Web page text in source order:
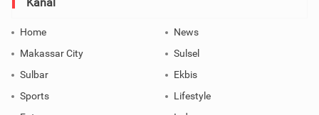
Home
News
Makassar City
Sulsel
Sulbar
Ekbis
Sports
Lifestyle